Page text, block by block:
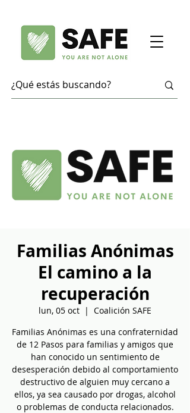
Familias Anónimas
El camino a la
recuperación
lun, 05 oct
  |
Coalición SAFE
Familias Anónimas es una confraternidad
de 12 Pasos para familias y amigos que
han conocido un sentimiento de
desesperación debido al comportamiento
destructivo de alguien muy cercano a
ellos, ya sea causado por drogas, alcohol
o problemas de conducta relacionados.